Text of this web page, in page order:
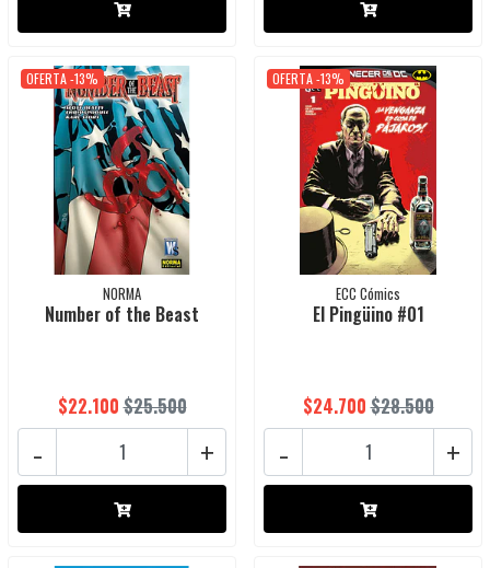
OFERTA -13%
NORMA
Number of the Beast
$22.100$25.500
+
-
OFERTA -13%
ECC Cómics
El Pingüino #01
$24.700$28.500
+
-